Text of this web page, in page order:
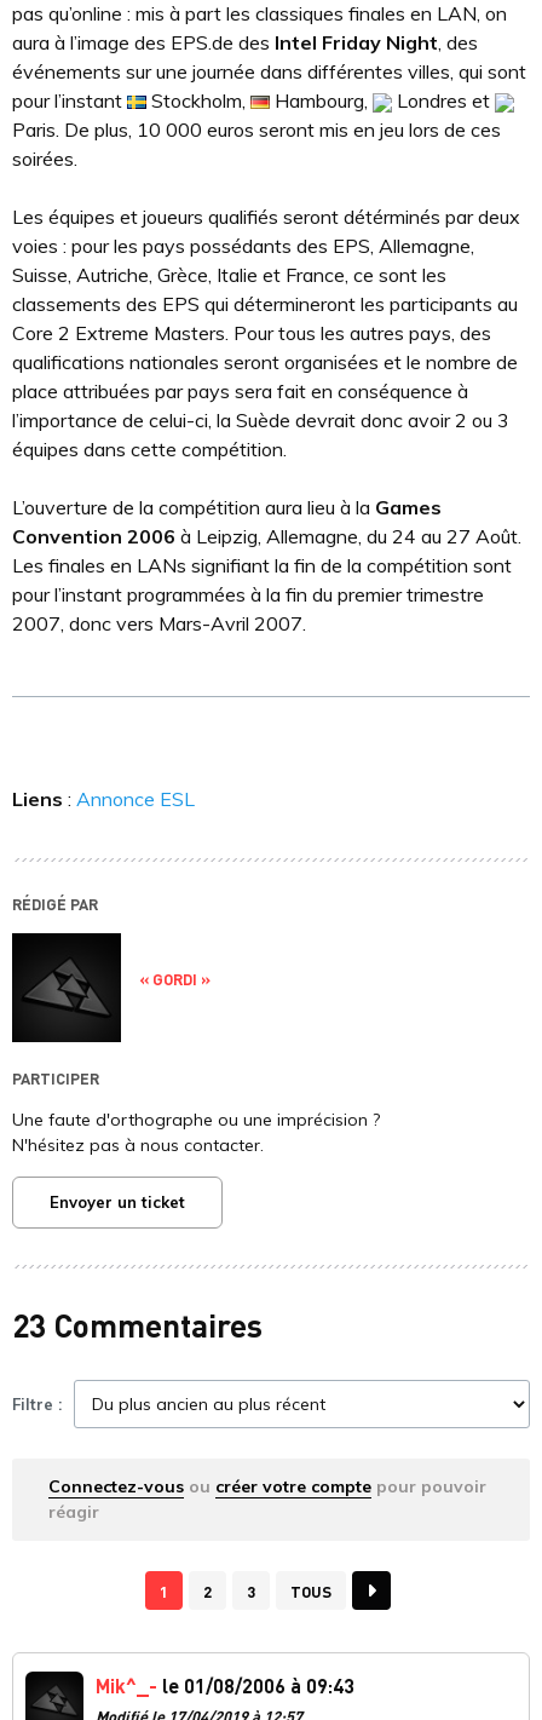
pas qu’online : mis à part les classiques finales en LAN, on
aura à l’image des EPS.de des Intel Friday Night, des
événements sur une journée dans différentes villes, qui sont
pour l’instant
Stockholm, Hambourg,
Londres et
Paris. De plus, 10 000 euros seront mis en jeu lors de ces
soirées.
Les équipes et joueurs qualifiés seront détérminés par deux
voies : pour les pays possédants des EPS, Allemagne,
Suisse, Autriche, Grèce, Italie et France, ce sont les
classements des EPS qui détermineront les participants au
Core 2 Extreme Masters. Pour tous les autres pays, des
qualifications nationales seront organisées et le nombre de
place attribuées par pays sera fait en conséquence à
l’importance de celui-ci, la Suède devrait donc avoir 2 ou 3
équipes dans cette compétition.
L’ouverture de la compétition aura lieu à la Games
Convention 2006 à Leipzig, Allemagne, du 24 au 27 Août.
Les finales en LANs signifiant la fin de la compétition sont
pour l’instant programmées à la fin du premier trimestre
2007, donc vers Mars-Avril 2007.
Liens : Annonce ESL
RÉDIGÉ PAR
« GORDI »
PARTICIPER
Une faute d'orthographe ou une imprécision ?
N'hésitez pas à nous contacter.
Envoyer un ticket
23 Commentaires
Filtre :
Connectez-vous ou créer votre compte pour pouvoir
réagir
1 2 3 TOUS
Mik^_- le 01/08/2006 à 09:43